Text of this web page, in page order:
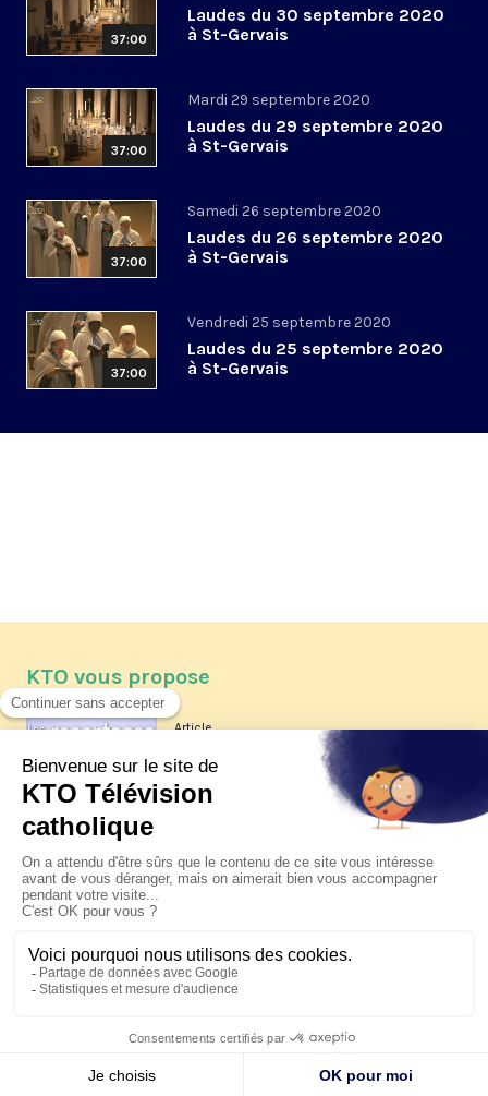
37:00
Laudes du 30 septembre 2020
à St-Gervais
37:00
Mardi 29 septembre 2020
Laudes du 29 septembre 2020
à St-Gervais
37:00
Samedi 26 septembre 2020
Laudes du 26 septembre 2020
à St-Gervais
37:00
Vendredi 25 septembre 2020
Laudes du 25 septembre 2020
à St-Gervais
KTO vous propose
Article
Les reportages d'été 2026 de KTO
La visite pastorale du pape Léon
XIV à Assise à suivre sur KTO le
jeudi 6 août
Le pape en Uruguay, Argentine et
Pérou du 6 au 17 novembre 2026
© KTO 2026 — Mentions légales